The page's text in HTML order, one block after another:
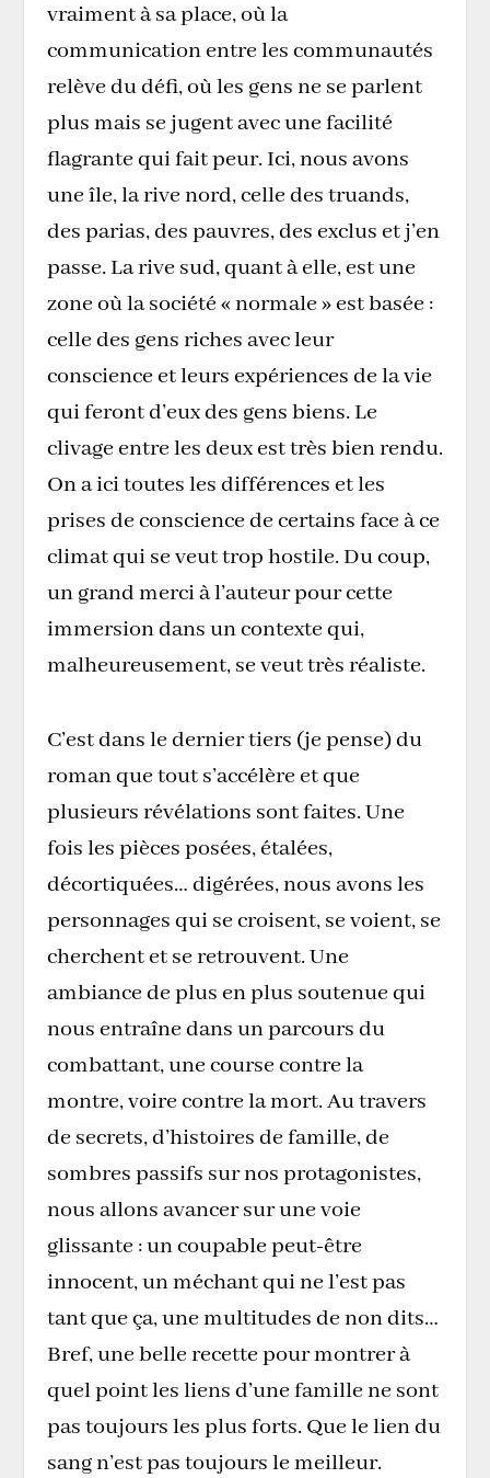
vraiment à sa place, où la
communication entre les communautés
relève du défi, où les gens ne se parlent
plus mais se jugent avec une facilité
flagrante qui fait peur. Ici, nous avons
une île, la rive nord, celle des truands,
des parias, des pauvres, des exclus et j’en
passe. La rive sud, quant à elle, est une
zone où la société « normale » est basée :
celle des gens riches avec leur
conscience et leurs expériences de la vie
qui feront d’eux des gens biens. Le
clivage entre les deux est très bien rendu.
On a ici toutes les différences et les
prises de conscience de certains face à ce
climat qui se veut trop hostile. Du coup,
un grand merci à l’auteur pour cette
immersion dans un contexte qui,
malheureusement, se veut très réaliste.
C’est dans le dernier tiers (je pense) du
roman que tout s’accélère et que
plusieurs révélations sont faites. Une
fois les pièces posées, étalées,
décortiquées… digérées, nous avons les
personnages qui se croisent, se voient, se
cherchent et se retrouvent. Une
ambiance de plus en plus soutenue qui
nous entraîne dans un parcours du
combattant, une course contre la
montre, voire contre la mort. Au travers
de secrets, d’histoires de famille, de
sombres passifs sur nos protagonistes,
nous allons avancer sur une voie
glissante : un coupable peut-être
innocent, un méchant qui ne l’est pas
tant que ça, une multitudes de non dits…
Bref, une belle recette pour montrer à
quel point les liens d’une famille ne sont
pas toujours les plus forts. Que le lien du
sang n’est pas toujours le meilleur.